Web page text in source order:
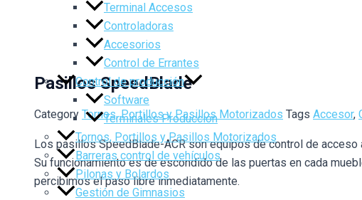
Terminal Accesos
Controladoras
Accesorios
Control de Errantes
Control de producción
Software
Terminales Producción
Tornos, Portillos y Pasillos Motorizados
Barreras control de vehículos
Pilonas y Bolardos
Gestión de Gimnasios
Pasillos SpeedBlade
Category Tornos, Portillos y Pasillos Motorizados Tags Accesor,
Los pasillos SpeedBlade-ACR son equipos de control de
Su funcionamiento es de escondido de las puertas en cada
percibimos el paso libre inmediatamente.